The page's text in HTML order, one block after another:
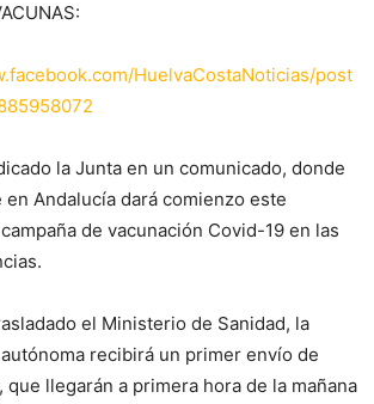
HuelvaCostaNoticias/post
la Junta en un comunicado, donde
en Andalucía dará comienzo este
de vacunación Covid-19 en las
el Ministerio de Sanidad, la
recibirá un primer envío de
que llegarán a primera hora de la mañana